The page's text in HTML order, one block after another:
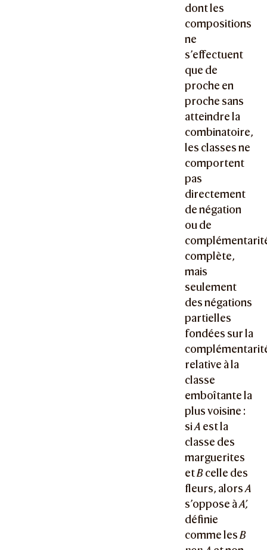
dont les
compositions
ne
s’effectuent
que de
proche en
proche sans
atteindre la
combinatoire,
les classes ne
comportent
pas
directement
de négation
ou de
complète,
mais
seulement
des négations
partielles
fondées sur la
relative à la
classe
emboîtante la
plus voisine :
siA est la
classe des
marguerites
etBcelle des
fleurs, alorsA
s’oppose àA’,
définie
comme lesB